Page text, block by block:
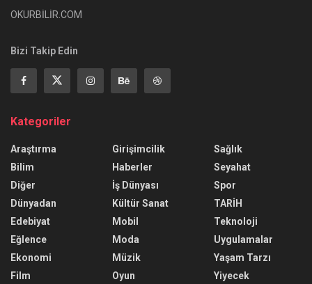
OKURBİLİR.COM
Bizi Takip Edin
Kategoriler
Araştırma
Bilim
Diğer
Dünyadan
Edebiyat
Eğlence
Ekonomi
Film
Girişimcilik
Haberler
İş Dünyası
Kültür Sanat
Mobil
Moda
Müzik
Oyun
Sağlık
Seyahat
Spor
TARİH
Teknoloji
Uygulamalar
Yaşam Tarzı
Yiyecek